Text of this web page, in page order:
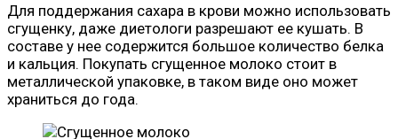
Для поддержания сахара в крови можно использовать
сгущенку, даже диетологи разрешают ее кушать. В
составе у нее содержится большое количество белка
и кальция. Покупать сгущенное молоко стоит в
металлической упаковке, в таком виде оно может
храниться до года.